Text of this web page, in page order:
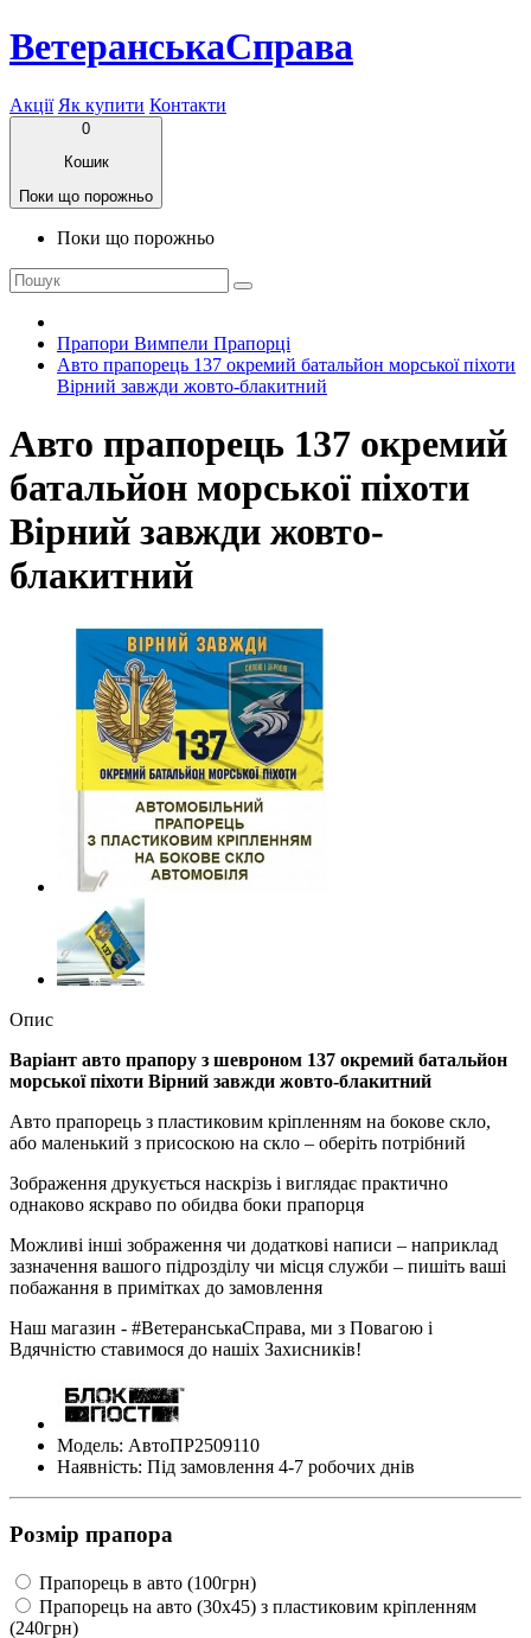
ВетеранськаСправа
Акції Як купити Контакти
0
Кошик
Поки що порожньо
Поки що порожньо
Прапори Вимпели Прапорці
Авто прапорець 137 окремий батальйон морської піхоти
Вірний завжди жовто-блакитний
Авто прапорець 137 окремий
батальйон морської піхоти
Вірний завжди жовто-
блакитний
Опис
Варіант авто прапору з шевроном 137 окремий батальйон
морської піхоти Вірний завжди жовто-блакитний
Авто прапорець з пластиковим кріпленням на бокове скло,
або маленький з присоскою на скло – оберіть потрібний
Зображення друкується наскрізь і виглядає практично
однаково яскраво по обидва боки прапорця
Можливі інші зображення чи додаткові написи – наприклад
зазначення вашого підрозділу чи місця служби – пишіть ваші
побажання в примітках до замовлення
Наш магазин - #ВетеранськаСправа, ми з Повагою і
Вдячністю ставимося до нашіх Захисників!
Модель: АвтоПР2509110
Наявність: Під замовлення 4-7 робочих днів
Розмір прапора
Прапорець в авто (100грн)
Прапорець на авто (30х45) з пластиковим кріпленням
(240грн)